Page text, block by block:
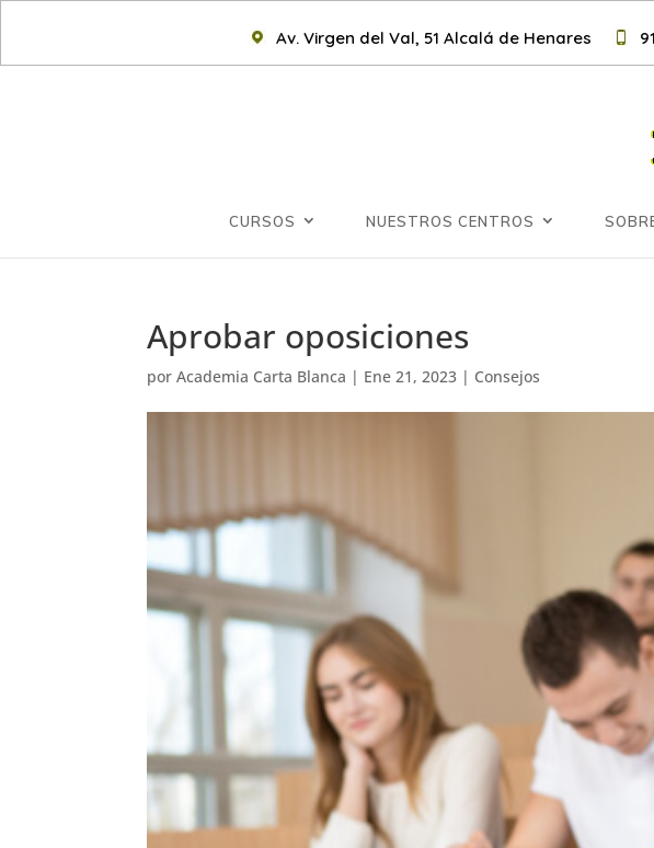
Av. Virgen del Val, 51 Alcalá de Henares
CURSOS NUESTROS CENTROS
Aprobar oposiciones
porAcademia Carta Blanca | Ene 21, 2023 | Consejos